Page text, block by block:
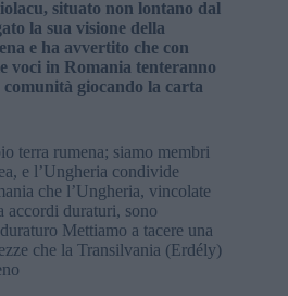
situato non lontano dal
la sua visione della
e ha avvertito che con
voci in Romania tenteranno
giocando la carta
terra rumena; siamo membri
e l’Ungheria condivide
che l’Ungheria, vincolate
accordi duraturi, sono
Mettiamo a tacere una
che la Transilvania (Erdély)